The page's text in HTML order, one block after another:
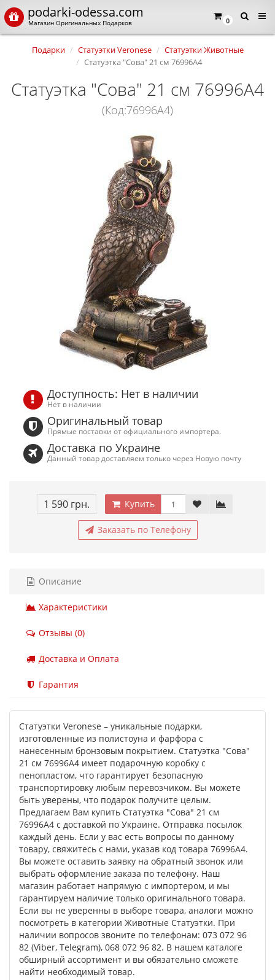
0
podarki-odessa.com
Магазин Оригинальных Подарков
Подарки Статуэтки Veronese
Статуэтки Животные
Статуэтка "Сова" 21 см 76996A4
Статуэтка "Сова" 21 см 76996A4
(Код:76996A4)
Доступность: Нет в наличии
Нет в наличии
Оригинальный товар
Прямые поставки от официального импортера.
Доставка по Украине
Данный товар доставляем только через Новую почту
1 590 грн. Купить
Заказать по Телефону
Описание
Характеристики
Отзывы (0)
Доставка и Оплата
Гарантия
Статуэтки Veronese – уникальные подарки,
изготовленные из полистоуна и фарфора с
нанесенным бронзовым покрытием. Статуэтка "Сова"
21 см 76996A4 имеет подарочную коробку с
пенопластом, что гарантирует безопасную
транспортировку любым перевозчиком. Вы можете
быть уверены, что подарок получите целым.
Предлагаем Вам купить Статуэтка "Сова" 21 см
76996A4 с доставкой по Украине. Отправка посылок
каждый день. Если у вас есть вопросы по данному
товару, свяжитесь с нами, указав код товара 76996A4.
Вы можете оставить заявку на обратный звонок или
выбрать оформление заказа по телефону. Наш
магазин работает напрямую с импортером, и мы
гарантируем наличие только оригинального товара.
Если вы не уверенны в выборе товара, аналоги можно
посмотреть в категории Животные Статуэтки. При
наличии вопросов звоните по телефонам: 073 072 96
82 (Viber, Telegram), 068 072 96 82. В нашем каталоге
обширный ассортимент и вы обязательно сможете
найти необходимый товар.